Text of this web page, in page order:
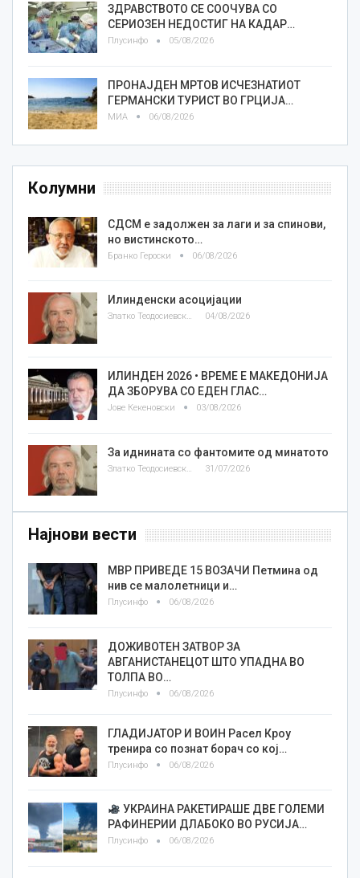
ЗДРАВСТВОТО СЕ СООЧУВА СО
СЕРИОЗЕН НЕДОСТИГ НА КАДАР…
Плусинфо 05/08/2026
ПРОНАЈДЕН МРТОВ ИСЧЕЗНАТИОТ
ГЕРМАНСКИ ТУРИСТ ВО ГРЦИЈА…
МИА 06/08/2026
Колумни
СДСМ е задолжен за лаги и за спинови,
но вистинското…
Бранко Героски 06/08/2026
Илинденски асоцијации
Златко Теодосиевски 04/08/2026
ИЛИНДЕН 2026 • ВРЕМЕ Е МАКЕДОНИЈА
ДА ЗБОРУВА СО ЕДЕН ГЛАС…
Јове Кекеновски 03/08/2026
За иднината со фантомите од минатото
31/07/2026
Најнови вести
МВР ПРИВЕДЕ 15 ВОЗАЧИ Петмина од
нив се малолетници и…
Плусинфо 06/08/2026
ДОЖИВОТЕН ЗАТВОР ЗА
АВГАНИСТАНЕЦОТ ШТО УПАДНА ВО
ТОЛПА ВО…
Плусинфо 06/08/2026
ГЛАДИЈАТОР И ВОИН Расел Кроу
тренира со познат борач со кој…
Плусинфо 06/08/2026
УКРАИНА РАКЕТИРАШЕ ДВЕ ГОЛЕМИ
РАФИНЕРИИ ДЛАБОКО ВО РУСИЈА…
Плусинфо 06/08/2026